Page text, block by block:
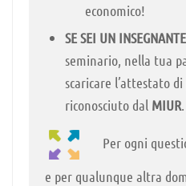
economico!
SE SEI UN INSEGNANTE
seminario, nella tua
scaricare l’attestato
riconosciuto dal MIUR.
Per ogni
e per qualunque altra